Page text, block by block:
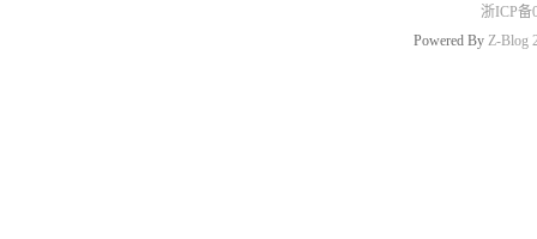
浙ICP备
Powered By Z-Blog